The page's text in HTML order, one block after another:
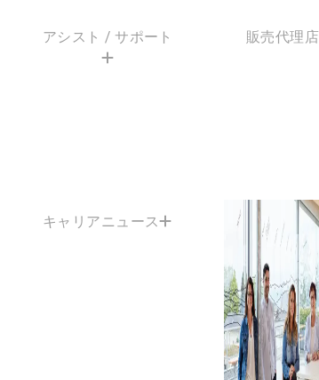
アシスト / サポート 販売代理店
キャリアニュース